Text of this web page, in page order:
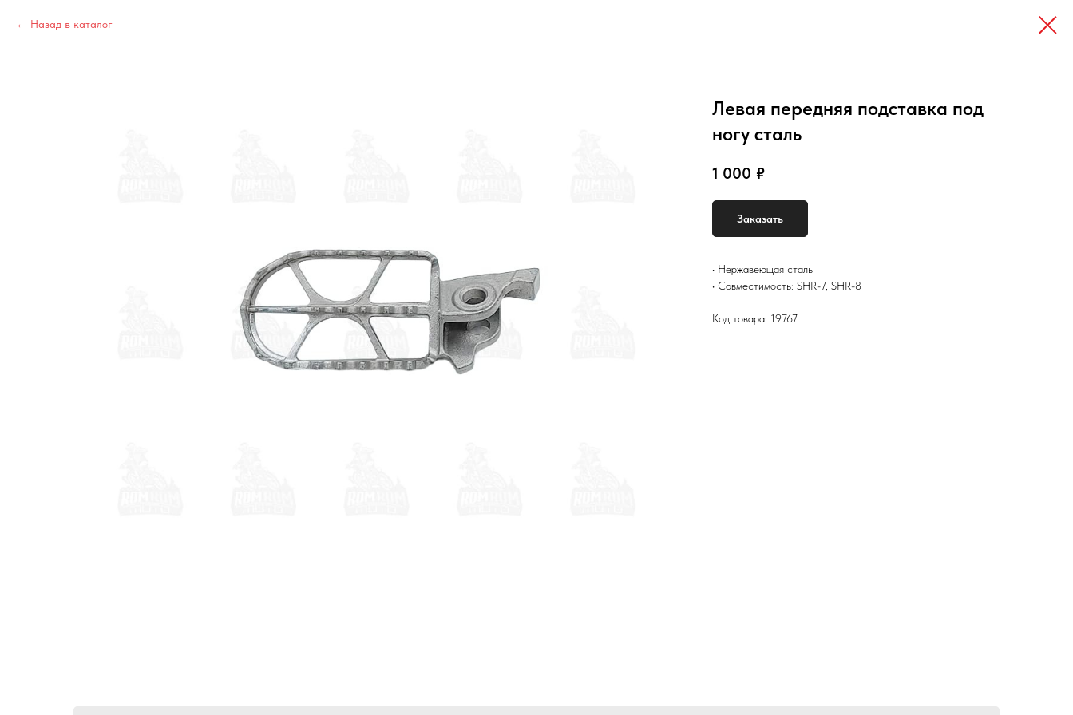
Назад в каталог
Левая передняя подставка под
ногу сталь
1 000 ₽
Заказать
• Нержавеющая сталь
• Совместимость: SHR-7, SHR-8
Код товара: 19767